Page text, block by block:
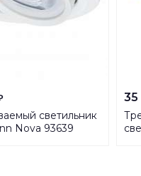
светильник
Nova 93639
35